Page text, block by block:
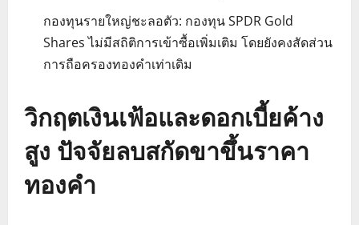
กองทุนรายใหญ่ชะลอตัว: กองทุน SPDR Gold
Shares ไม่มีสถิติการเข้าซื้อเพิ่มเติม โดยยังคงสัดส่วน
การถือครองทองคำเท่าเดิม
วิกฤตเงินเฟ้อและดอกเบี้ยค้าง
สูง ปัจจัยลบสกัดขาขึ้นราคา
ทองคำ